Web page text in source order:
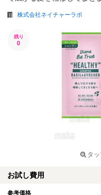
株式会社ネイチャーラボ
残り
0
タ
お試し費用
参考価格